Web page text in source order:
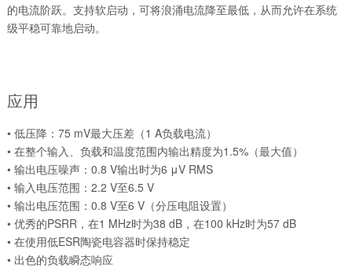
的电流阶跃。支持软启动，可将浪涌电流降至最低，从而允许在系统
级平稳可靠地启动。
应用
• 低压降：75 mV最大压差（1 A负载电流）
• 在整个输入、负载和温度范围内输出精度为1.5%（最大值）
• 输出电压噪声：0.8 V输出时为6 μV RMS
• 输入电压范围：2.2 V至6.5 V
• 输出电压范围：0.8 V至6 V（分压电阻设置）
• 优秀的PSRR，在1 MHz时为38 dB，在100 kHz时为57 dB
• 在使用低ESR陶瓷电容器时保持稳定
• 出色的负载瞬态响应